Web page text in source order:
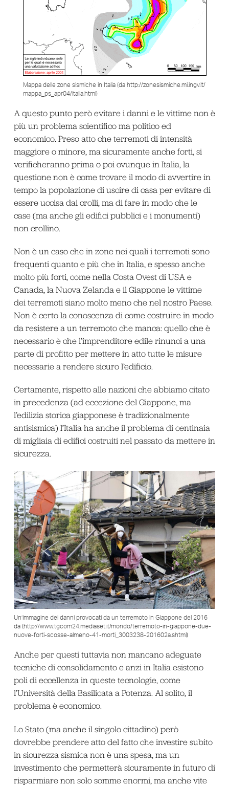
Mappa delle zone sismiche in Italia (da http://zonesismiche.mi.ingv.it/
mappa_ps_apr04/italia.html)
A questo punto però evitare i danni e le vittime non è
più un problema scientifico ma politico ed
economico. Preso atto che terremoti di intensità
maggiore o minore, ma sicuramente anche forti, si
verificheranno prima o poi ovunque in Italia, la
questione non è come trovare il modo di avvertire in
tempo la popolazione di uscire di casa per evitare di
essere uccisa dai crolli, ma di fare in modo che le
case (ma anche gli edifici pubblici e i monumenti)
non crollino.
Non è un caso che in zone nei quali i terremoti sono
frequenti quanto e più che in Italia, e spesso anche
molto più forti, come nella Costa Ovest di USA e
Canada, la Nuova Zelanda e il Giappone le vittime
dei terremoti siano molto meno che nel nostro Paese.
Non è certo la conoscenza di come costruire in modo
da resistere a un terremoto che manca: quello che è
necessario è che l’imprenditore edile rinunci a una
parte di profitto per mettere in atto tutte le misure
necessarie a rendere sicuro l’edificio.
Certamente, rispetto alle nazioni che abbiamo citato
in precedenza (ad eccezione del Giappone, ma
l’edilizia storica giapponese è tradizionalmente
antisismica) l’Italia ha anche il problema di centinaia
di migliaia di edifici costruiti nel passato da mettere in
sicurezza.
Un’immagine dei danni provocati da un terremoto in Giappone del 2016
da (http://www.tgcom24.mediaset.it/mondo/terremoto-in-giappone-due-
nuove-forti-scosse-almeno-41-morti_3003238-201602a.shtml)
Anche per questi tuttavia non mancano adeguate
tecniche di consolidamento e anzi in Italia esistono
poli di eccellenza in queste tecnologie, come
l’Università della Basilicata a Potenza. Al solito, il
problema è economico.
Lo Stato (ma anche il singolo cittadino) però
dovrebbe prendere atto del fatto che investire subito
in sicurezza sismica non è una spesa, ma un
investimento che permetterà sicuramente in futuro di
risparmiare non solo somme enormi, ma anche vite